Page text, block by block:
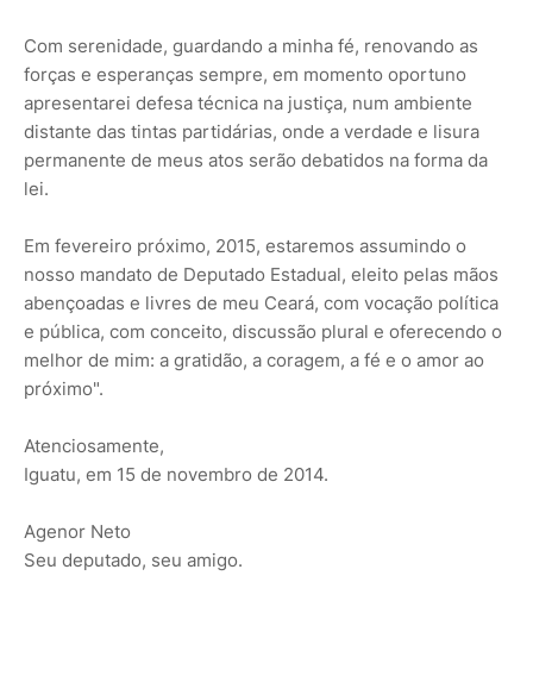
Com serenidade, guardando a minha fé, renovando as
forças e esperanças sempre, em momento oportuno
apresentarei defesa técnica na justiça, num ambiente
distante das tintas partidárias, onde a verdade e lisura
permanente de meus atos serão debatidos na forma da
lei.
Em fevereiro próximo, 2015, estaremos assumindo o
nosso mandato de Deputado Estadual, eleito pelas mãos
abençoadas e livres de meu Ceará, com vocação política
e pública, com conceito, discussão plural e oferecendo o
melhor de mim: a gratidão, a coragem, a fé e o amor ao
próximo".
Atenciosamente,
Iguatu, em 15 de novembro de 2014.
Agenor Neto
Seu deputado, seu amigo.